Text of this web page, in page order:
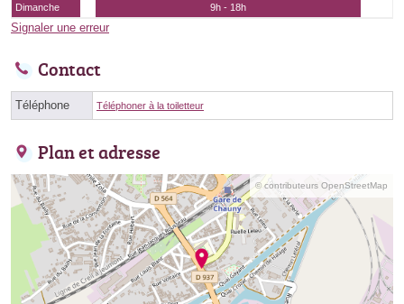
Dimanche
9h - 18h
Signaler une erreur
Contact
Téléphone Téléphoner à la toiletteur
Plan et adresse
© contributeurs OpenStreetMap